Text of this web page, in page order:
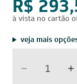
R$
à vista no cartão
veja mais